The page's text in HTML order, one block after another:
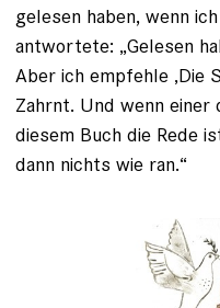
gelesen haben, wenn
antwortete: „Gelesen
Aber ich empfehle ‚Die
Zahrnt. Und wenn einer
diesem Buch die Rede
dann nichts wie ran.“